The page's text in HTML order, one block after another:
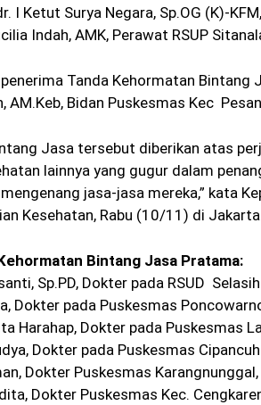
I Ketut Surya Negara, Sp.OG (K)-
Indah, AMK, Perawat RSUP
Tanda Kehormatan Bintang
AM.Keb, Bidan Puskesmas Kec
Jasa tersebut diberikan atas
lainnya yang gugur dalam
jasa-jasa mereka,” kata
Kesehatan, Rabu (10/11) di Jakarta.
Bintang Jasa Pratama:
Sp.PD, Dokter pada RSUD
Dokter pada Puskesmas
Harahap, Dokter pada Puskesmas
Dokter pada Puskesmas
Dokter Puskesmas
Dokter Puskesmas Kec.